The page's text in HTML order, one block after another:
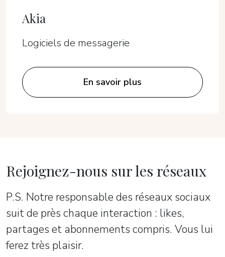
Akia
Logiciels de messagerie
En savoir plus
Rejoignez-nous sur les réseaux
P.S. Notre responsable des réseaux sociaux
suit de près chaque interaction : likes,
partages et abonnements compris. Vous lui
ferez très plaisir.